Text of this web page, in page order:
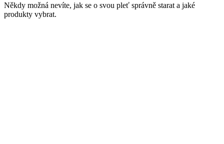
Někdy možná nevíte, jak se o svou pleť správně starat a jaké
produkty vybrat.